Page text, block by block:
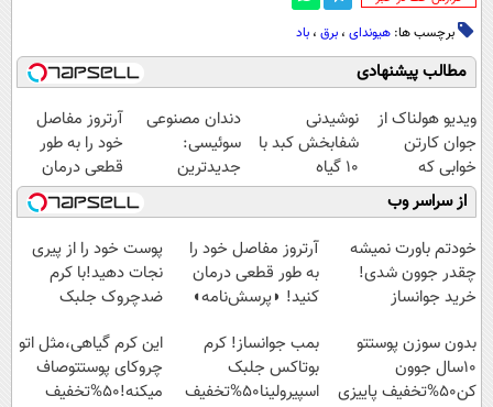
برچسب ها: هیوندای ، برق ، باد
مطالب پیشنهادی
ویدیو هولناک از
جوان کارتن
خوابی که
میلیاردر شد.
آموزش رایگان
نوشیدنی
شفابخش کبد با
10 گیاه
موثر(تخفیف تا
امشب)
دندان مصنوعی
سوئیسی:
جدیدترین
فناوری اروپا،
سبک و مقاوم |
پرداخت قسطی
آرتروز مفاصل
خود را به طور
قطعی درمان
کنید!
◗پرسش‌نامه◖
از سراسر وب
خودتم باورت نمیشه
چقدر جوون شدی!
خرید جوانساز
ویژه
آرتروز مفاصل خود را
به طور قطعی درمان
کنید! ◗پرسش‌نامه◖
پوست خود را از پیری
نجات دهید!با کرم
ضدچروک جلبک
بدون سوزن پوستتو
10سال جوون
کن50%تخفیف پاییزی
بمب جوانساز! کرم
بوتاکس جلبک
اسپیرولینا50%تخفیف
این کرم گیاهی،مثل اتو
چروکای پوستتوصاف
میکنه!50%تخفیف